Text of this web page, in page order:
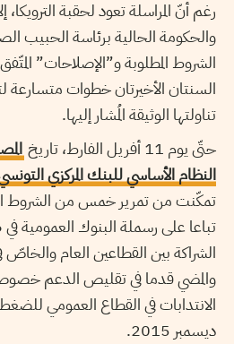
رغم أنّ المراسلة تعود لحقبة
والحكومة الحالية برئاسة الحبيب
الشروط المطلوبة و”الإصلاحات”
السنتان الأخيرتان خطوات متسارعة
تناولتها الوثيقة المُشار إليها.
حتّى يوم 11 أفريل الفارط، تاريخ
النظام الأساسي للبنك المركزي
تمكّنت من تمرير خمس من الشروط
والمضي قدما في تقليص الدعم
الانتدابات في القطاع العمومي
ديسمبر 2015.